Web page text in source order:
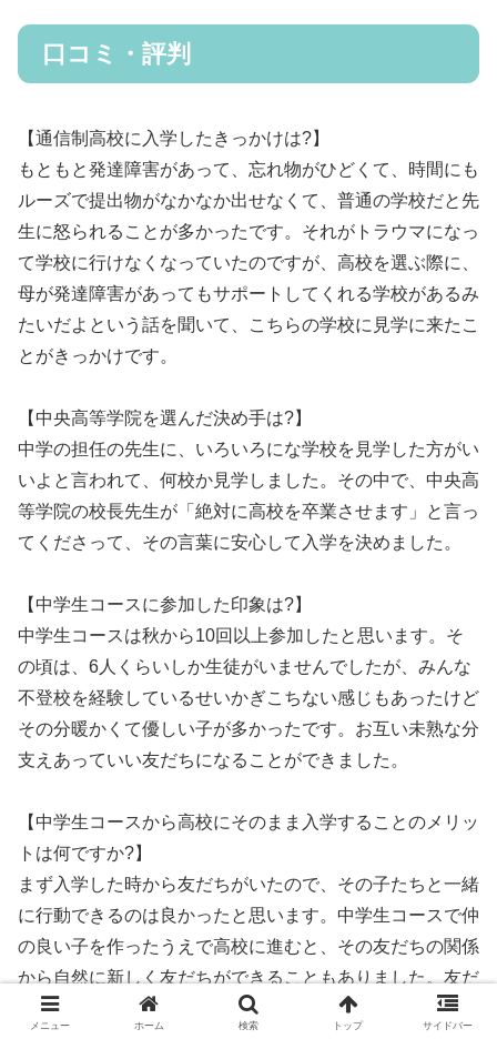
口コミ・評判
【通信制高校に入学したきっかけは?】
もともと発達障害があって、忘れ物がひどくて、時間にも
ルーズで提出物がなかなか出せなくて、普通の学校だと先
生に怒られることが多かったです。それがトラウマになっ
て学校に行けなくなっていたのですが、高校を選ぶ際に、
母が発達障害があってもサポートしてくれる学校があるみ
たいだよという話を聞いて、こちらの学校に見学に来たこ
とがきっかけです。
【中央高等学院を選んだ決め手は?】
中学の担任の先生に、いろいろにな学校を見学した方がい
いよと言われて、何校か見学しました。その中で、中央高
等学院の校長先生が「絶対に高校を卒業させます」と言っ
てくださって、その言葉に安心して入学を決めました。
【中学生コースに参加した印象は?】
中学生コースは秋から10回以上参加したと思います。そ
の頃は、6人くらいしか生徒がいませんでしたが、みんな
不登校を経験しているせいかぎこちない感じもあったけど
その分暖かくて優しい子が多かったです。お互い未熟な分
支えあっていい友だちになることができました。
【中学生コースから高校にそのまま入学することのメリッ
トは何ですか?】
まず入学した時から友だちがいたので、その子たちと一緒
に行動できるのは良かったと思います。中学生コースで仲
の良い子を作ったうえで高校に進むと、その友だちの関係
から自然に新しく友だちができることもありました。友だ
ちを作ることに関して困ることはなかったですね。
メニュー ホーム 検索 トップ サイドバー